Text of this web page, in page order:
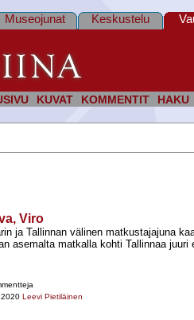
KUVAT KOMMENTIT HAKU
Museojunat Keskustelu
Viro
ja Tallinnan välinen matkustajajuna
asemalta matkalla kohti Tallinnaa juuri
Leevi Pietiläinen